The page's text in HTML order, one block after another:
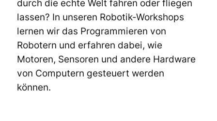
durch die echte Welt fahren oder fliegen
lassen? In unseren Robotik-Workshops
lernen wir das Programmieren von
Robotern und erfahren dabei, wie
Motoren, Sensoren und andere Hardware
von Computern gesteuert werden
können.